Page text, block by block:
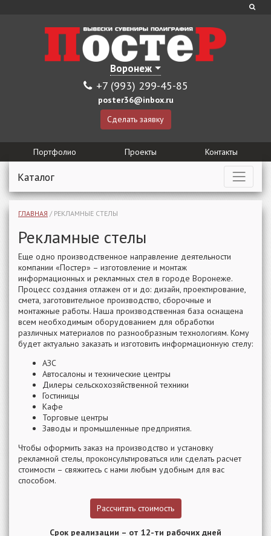
Воронеж
+7 (993) 299-45-85
poster36@inbox.ru
Сделать заявку
Портфолио Проекты Контакты
Каталог
ГЛАВНАЯ / РЕКЛАМНЫЕ СТЕЛЫ
Рекламные стелы
Еще одно производственное направление деятельности
компании «Постер» – изготовление и монтаж
информационных и рекламных стел в городе Воронеже.
Процесс создания отлажен от и до: дизайн, проектирование,
смета, заготовительное производство, сборочные и
монтажные работы. Наша производственная база оснащена
всем необходимым оборудованием для обработки
различных материалов по разнообразным технологиям. Кому
будет актуально заказать и изготовить информационную стелу:
АЗС
Автосалоны и технические центры
Дилеры сельскохозяйственной техники
Гостиницы
Кафе
Торговые центры
Заводы и промышленные предприятия.
Чтобы оформить заказ на производство и установку
рекламной стелы, проконсультироваться или сделать расчет
стоимости – свяжитесь с нами любым удобным для вас
способом.
Рассчитать стоимость
Срок реализации – от 12-ти рабочих дней